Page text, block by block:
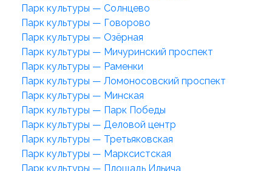
Парк культуры — Солнцево
Парк культуры — Говорово
Парк культуры — Озёрная
Парк культуры — Мичуринский проспект
Парк культуры — Раменки
Парк культуры — Ломоносовский проспект
Парк культуры — Минская
Парк культуры — Парк Победы
Парк культуры — Деловой центр
Парк культуры — Третьяковская
Парк культуры — Марксистская
Парк культуры — Площадь Ильича